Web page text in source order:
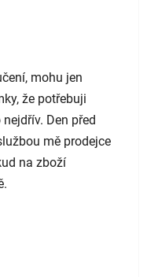
mohu jen
že potřebuji
Den před
mě prodejce
na zboží